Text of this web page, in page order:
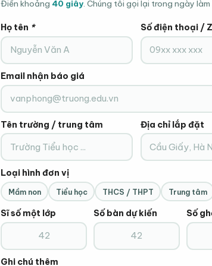
24 tháng
Nhận setup văn
0333.795.368
Kích thước ghế giáo dục
26cm
Ghế nhựa đúc mầm non cao cấp,
Gọi Điện
Điền khoảng 40 giây. Chúng tôi gọi lại trong ngày làm
Họ tên * Số điện thoại /
Email nhận báo giá
Tên trường / trung tâm Địa chỉ lắp đặt
Loại hình đơn vị
Mầm non Tiểu học THCS / THPT Trung tâm
Sĩ số một lớp Số bàn dự kiến Số
Ghi chú thêm